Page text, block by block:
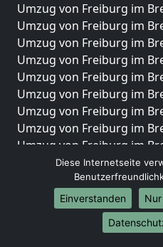
Umzug von Freiburg im
Umzug von Freiburg im
Umzug von Freiburg im
Umzug von Freiburg im
Umzug von Freiburg im
Umzug von Freiburg im
Umzug von Freiburg im
Umzug von Freiburg im
Umzug von Freiburg im
Internationale-
Umzug von Freiburg im
Umzug von Freiburg im
Diese Internetseite
Einverstanden